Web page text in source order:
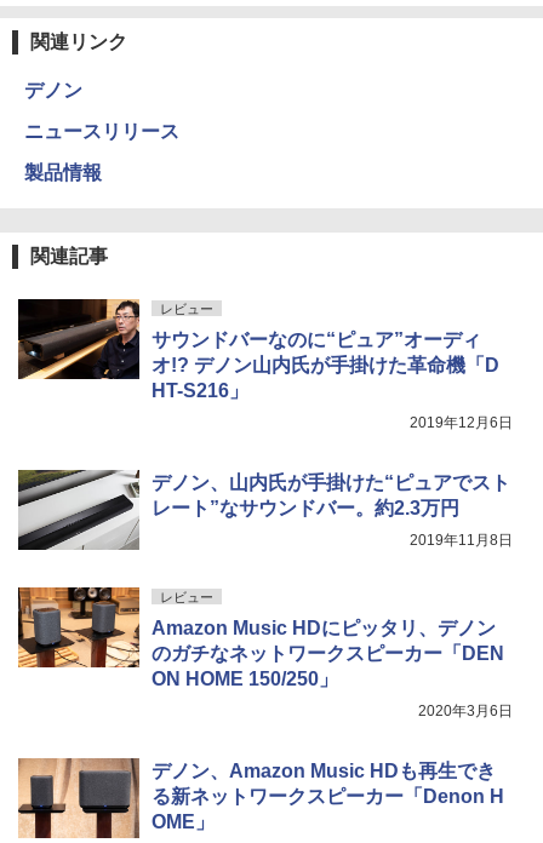
関連リンク
デノン
ニュースリリース
製品情報
関連記事
レビュー
サウンドバーなのに“ピュア”オーディ
オ!? デノン山内氏が手掛けた革命機「D
HT-S216」
2019年12月6日
デノン、山内氏が手掛けた“ピュアでスト
レート”なサウンドバー。約2.3万円
2019年11月8日
レビュー
Amazon Music HDにピッタリ、デノン
のガチなネットワークスピーカー「DEN
ON HOME 150/250」
2020年3月6日
デノン、Amazon Music HDも再生でき
る新ネットワークスピーカー「Denon H
OME」